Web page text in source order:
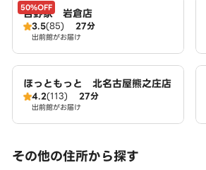
50%OFF
吉野家 岩倉店
3.5(85) 27分
出前館がお届け
ほっともっと 北名古屋熊之庄店
4.2(113) 27分
出前館がお届け
その他の住所から探す